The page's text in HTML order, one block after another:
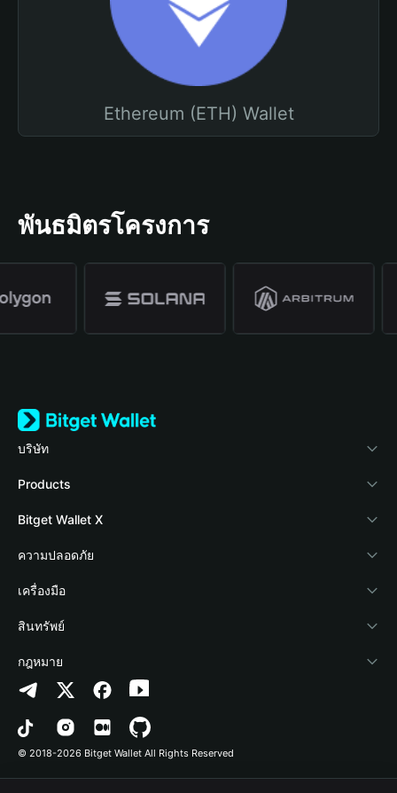
Ethereum (ETH) Wallet
พันธมิตรโครงการ
บริษัท
เกี่ยวกับ Bitget Wallet
Blog
Academy
ข่าวสารด้านคริปโต
ศูนย์ช่วยเหลือ
ติดต่อเรา
ทรัพยากรข้อมูลของแบรนด์
อาชีพ
Products
Crypto Card
Stablecoin Earn
Payfi Crypto
Crypto Swap API
Altcoin Season Index
Prediction Markets
DApp
Bitget Wallet X
นักพัฒนา
เชื่อมต่อ Wallet
Bitget Wallet Pay
ลิสต์โปรเจกต์
ความปลอดภัย
Protection Fund
เทคโนโลยีความปลอดภัย
เครื่องมือ
ซื้อคริปโต
การตรวจจับการอนุญาต
การตรวจจับสัญญา
การโอนเป็นชุด
สินทรัพย์
Arbitrum
Avalanche
Bitcoin
กฎหมาย
นโยบายความเป็นส่วนตัว
ข้อตกลงในการใช้บริการ
© 2018-2026 Bitget Wallet All Rights Reserved